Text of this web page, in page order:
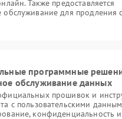
Также предоставляется
обслуживание для продления
программные
обслуживание данных
прошивок и
с пользовательскими
конфиденциальность и